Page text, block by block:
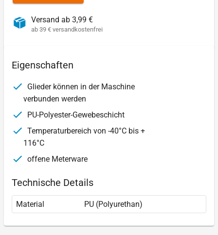
Versand ab 3,99 €
ab 39 € versandkostenfrei
Eigenschaften
Glieder können in der Maschine
verbunden werden
PU-Polyester-Gewebeschicht
Temperaturbereich von -40°C bis +
116°C
offene Meterware
Technische Details
Material PU (Polyurethan)